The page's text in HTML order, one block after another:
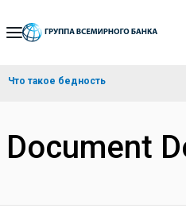
Skip
Navigation
Что такое бедность
Document